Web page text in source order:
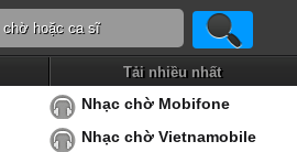
Tải nhiều nhất
Nhạc chờ Mobifone
Nhạc chờ Vietnamobile